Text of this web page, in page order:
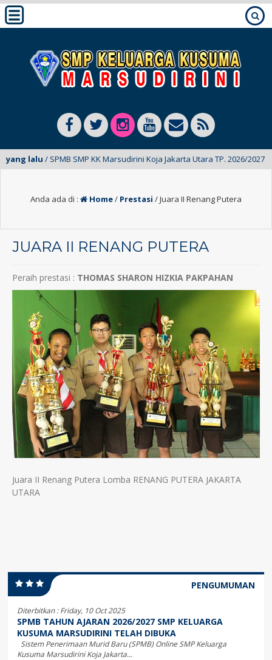
lalu/ SPMB SMP KK Marsudirini Koja Jakarta Utara TP. 2026/2027
Anda ada di : Home/ Prestasi /Juara II Renang Putera
JUARA II RENANG PUTERA
Peraih prestasi : THOMAS SHARON HIZKIA PAKPAHAN
Juara II Renang Putera Lomba RENANG PUTERA JAKARTA
UTARA
PENGUMUMAN
Diterbitkan :Friday, 10 Oct 2025
SPMB TAHUN AJARAN 2026/2027 SMP KELUARGA
KUSUMA MARSUDIRINI TELAH DIBUKA
Sistem Penerimaan Murid Baru (SPMB) Online SMP Keluarga
Kusuma Marsudirini Koja Jakarta...